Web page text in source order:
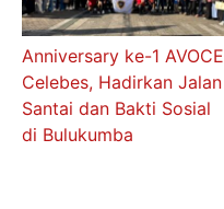
Anniversary ke-1 AVOCE
Celebes, Hadirkan Jalan
Santai dan Bakti Sosial
di Bulukumba